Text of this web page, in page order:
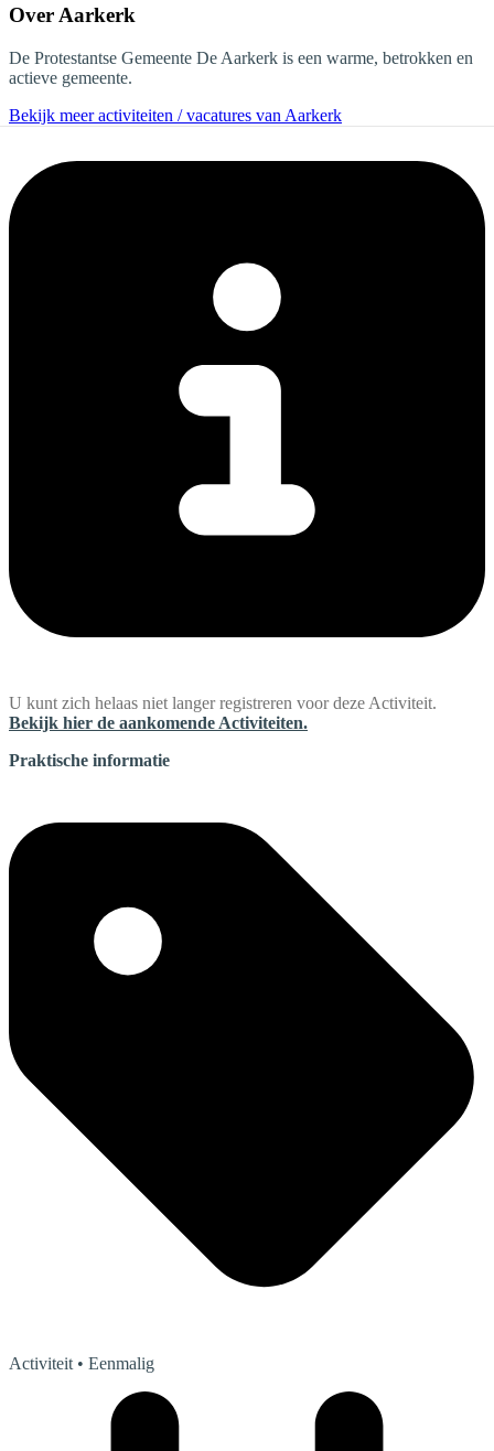
OverAarkerk
De Protestantse Gemeente De Aarkerk is een warme, betrokken en
actieve gemeente.
Bekijk meer activiteiten / vacatures van Aarkerk
U kunt zich helaas niet langer registreren voor deze Activiteit.
Bekijk hier de aankomende Activiteiten.
Praktische informatie
Activiteit • Eenmalig